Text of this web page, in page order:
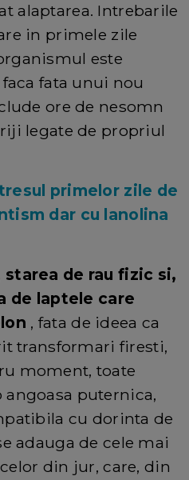
alaptarea. Intrebarile
in primele zile
este
fata unui nou
ore de nesomn
legate de propriul
primelor zile de
dar cu lanolina
de rau fizic si,
de laptele care
, fata de ideea ca
transformari firesti,
moment, toate
angoasa puternica,
cu dorinta de
adauga de cele mai
din jur, care, din